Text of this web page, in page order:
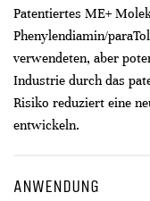
Patentiertes ME+
Phenylendiamin/
verwendeten, aber
Industrie durch das
Risiko reduziert eine
entwickeln.
ANWENDUNG